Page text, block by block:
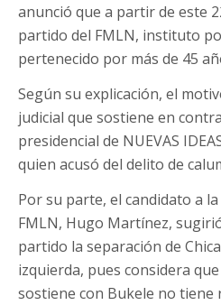
anunció que a partir de este
partido del FMLN, instituto
pertenecido por más de 45
Según su explicación, el
judicial que sostiene en
presidencial de NUEVAS
quien acusó del delito de
Por su parte, el candidato a
FMLN, Hugo Martínez,
partido la separación de
izquierda, pues considera
sostiene con Bukele no tiene